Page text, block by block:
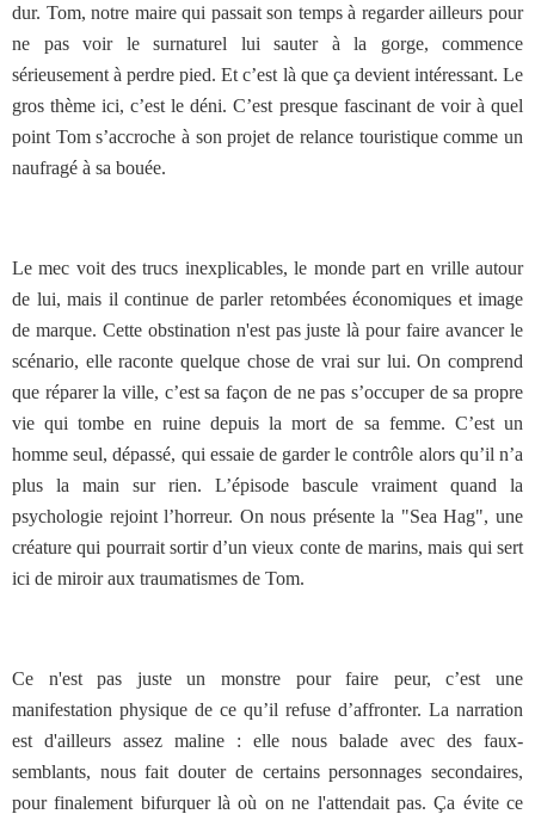
dur. Tom, notre maire qui passait son temps à regarder ailleurs pour
ne pas voir le surnaturel lui sauter à la gorge, commence
sérieusement à perdre pied. Et c’est là que ça devient intéressant. Le
gros thème ici, c’est le déni. C’est presque fascinant de voir à quel
point Tom s’accroche à son projet de relance touristique comme un
naufragé à sa bouée.
Le mec voit des trucs inexplicables, le monde part en vrille autour
de lui, mais il continue de parler retombées économiques et image
de marque. Cette obstination n'est pas juste là pour faire avancer le
scénario, elle raconte quelque chose de vrai sur lui. On comprend
que réparer la ville, c’est sa façon de ne pas s’occuper de sa propre
vie qui tombe en ruine depuis la mort de sa femme. C’est un
homme seul, dépassé, qui essaie de garder le contrôle alors qu’il n’a
plus la main sur rien. L’épisode bascule vraiment quand la
psychologie rejoint l’horreur. On nous présente la "Sea Hag", une
créature qui pourrait sortir d’un vieux conte de marins, mais qui sert
ici de miroir aux traumatismes de Tom.
Ce n'est pas juste un monstre pour faire peur, c’est une
manifestation physique de ce qu’il refuse d’affronter. La narration
est d'ailleurs assez maline : elle nous balade avec des faux-
semblants, nous fait douter de certains personnages secondaires,
pour finalement bifurquer là où on ne l'attendait pas. Ça évite ce